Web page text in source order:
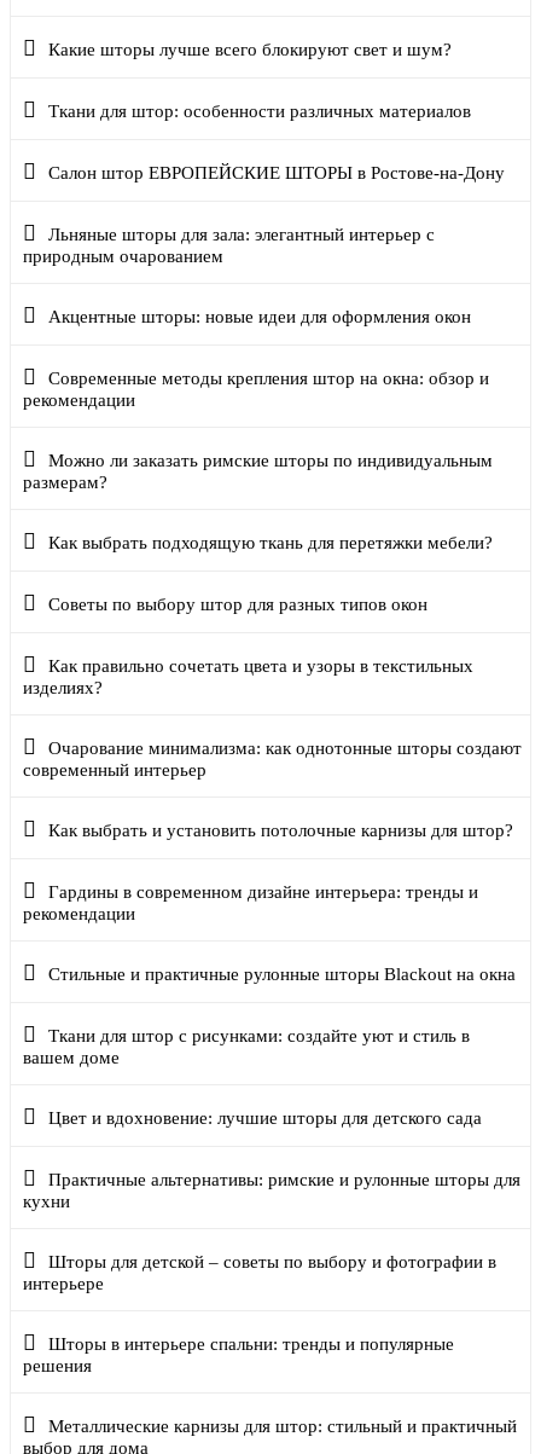
Какие шторы лучше всего блокируют свет и шум?
Ткани для штор: особенности различных материалов
Салон штор ЕВРОПЕЙСКИЕ ШТОРЫ в Ростове-на-Дону
Льняные шторы для зала: элегантный интерьер с
природным очарованием
Акцентные шторы: новые идеи для оформления окон
Современные методы крепления штор на окна: обзор и
рекомендации
Можно ли заказать римские шторы по индивидуальным
размерам?
Как выбрать подходящую ткань для перетяжки мебели?
Советы по выбору штор для разных типов окон
Как правильно сочетать цвета и узоры в текстильных
изделиях?
Очарование минимализма: как однотонные шторы создают
современный интерьер
Как выбрать и установить потолочные карнизы для штор?
Гардины в современном дизайне интерьера: тренды и
рекомендации
Стильные и практичные рулонные шторы Blackout на окна
Ткани для штор с рисунками: создайте уют и стиль в
вашем доме
Цвет и вдохновение: лучшие шторы для детского сада
Практичные альтернативы: римские и рулонные шторы для
кухни
Шторы для детской – советы по выбору и фотографии в
интерьере
Шторы в интерьере спальни: тренды и популярные
решения
Металлические карнизы для штор: стильный и практичный
выбор для дома